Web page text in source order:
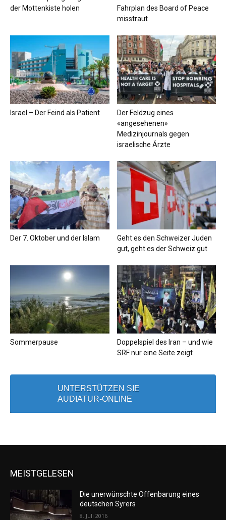
der Mottenkiste holen
Fahrplan des Board of Peace
misstraut
Israel – Der Feind als Patient
Der Feldzug eines
«angesehenen»
Medizinjournals gegen
israelische Ärzte
Der 7. Oktober und der Islam
Geht es den Schweizer Juden
gut, geht es der Schweiz gut
Sommerpause
Doppelspiel des Iran – und wie
SRF nur eine Seite zeigt
UNTERSTÜTZEN SIE
AUDIATUR-ONLINE
MEISTGELESEN
Die unerwünschte Offenbarung eines
deutschen Syrers
8. Juli 2016